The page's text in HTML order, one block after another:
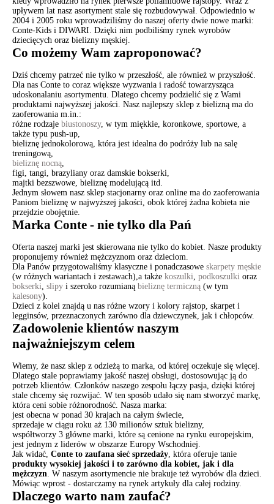
upływem lat nasz asortyment stale się rozbudowywał. Odpowiednio w
2004 i 2005 roku wprowadziliśmy do naszej oferty dwie nowe marki:
Conte-Kids i DIWARI. Dzięki nim podbiliśmy rynek wyrobów
dziecięcych oraz bielizny męskiej.
Co możemy Wam zaproponować?
Dziś chcemy patrzeć nie tylko w przeszłość, ale również w przyszłość.
Dla nas Conte to coraz większe wyzwania i radość towarzysząca
udoskonalaniu asortymentu. Dlatego chcemy podzielić się z Wami
produktami najwyższej jakości. Nasz najlepszy sklep z bielizną ma do
zaoferowania m.in.:
różne rodzaje biustonoszy, w tym miękkie, koronkowe, sportowe, a
także typu push-up,
bieliznę jednokolorową, która jest idealna do podróży lub na salę
treningową,
bieliznę nocną
figi, tangi, brazyliany oraz damskie bokserki,
majtki bezszwowe, bieliznę modelującą itd.
Jednym słowem nasz sklep stacjonarny oraz online ma do zaoferowania
Paniom bieliznę w najwyższej jakości, obok której żadna kobieta nie
przejdzie obojętnie.
Marka Conte - nie tylko dla Pań
Oferta naszej marki jest skierowana nie tylko do kobiet. Nasze produkty
proponujemy również mężczyznom oraz dzieciom.
Dla Panów przygotowaliśmy klasyczne i ponadczasowe skarpety męskie
(w różnych wariantach i zestawach),a także koszulki podkoszulki oraz
bokserki slipy i szeroko rozumianą bieliznę termiczną (w tym
kalesony).
Dzieci z kolei znajdą u nas różne wzory i kolory rajstop, skarpet i
legginsów, przeznaczonych zarówno dla dziewczynek, jak i chłopców.
Zadowolenie klientów naszym
najważniejszym celem
Wiemy, że nasz sklep z odzieżą to marka, od której oczekuje się więcej.
Dlatego stale poprawiamy jakość naszej obsługi, dostosowując ją do
potrzeb klientów. Członków naszego zespołu łączy pasja, dzięki której
stale chcemy się rozwijać. W ten sposób udało się nam stworzyć markę,
która ceni sobie różnorodność. Nasza marka:
jest obecna w ponad 30 krajach na całym świecie,
sprzedaje w ciągu roku aż 130 milionów sztuk bielizny,
współtworzy 3 główne marki, które są cenione na rynku europejskim,
jest jednym z liderów w obszarze Europy Wschodniej.
Jak widać, Conte to zaufana sieć sprzedaży , która oferuje tanie
produkty wysokiej jakości i to zarówno dla kobiet, jak i dla
mężczyzn . W naszym asortymencie nie brakuje też wyrobów dla dzieci.
Mówiąc wprost - dostarczamy na rynek artykuły dla całej rodziny.
Dlaczego warto nam zaufać?